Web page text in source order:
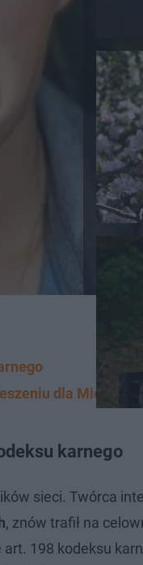
dla Michała G.
karnego
sieci. Twórca
, znów trafił na
198 kodeksu